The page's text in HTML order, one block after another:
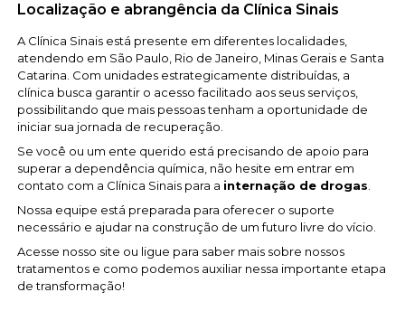
Localização e abrangência da Clínica Sinais
A Clínica Sinais está presente em diferentes localidades,
atendendo em São Paulo, Rio de Janeiro, Minas Gerais e Santa
Catarina. Com unidades estrategicamente distribuídas, a
clínica busca garantir o acesso facilitado aos seus serviços,
possibilitando que mais pessoas tenham a oportunidade de
iniciar sua jornada de recuperação.
Se você ou um ente querido está precisando de apoio para
superar a dependência química, não hesite em entrar em
contato com a Clínica Sinais para a internação de drogas
Nossa equipe está preparada para oferecer o suporte
necessário e ajudar na construção de um futuro livre do vício.
Acesse nosso site ou ligue para saber mais sobre nossos
tratamentos e como podemos auxiliar nessa importante etapa
de transformação!